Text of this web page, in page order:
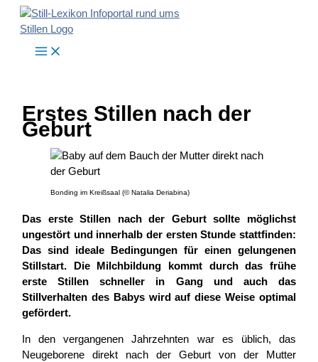
Zum
Inhalt
Erstes Stillen nach der
Geburt
Bonding im Kreißsaal (© Natalia Deriabina)
Das erste Stillen nach der Geburt sollte möglichst
ungestört und innerhalb der ersten Stunde stattfinden:
Das sind ideale Bedingungen für einen gelungenen
Stillstart. Die Milchbildung kommt durch das frühe
erste Stillen schneller in Gang und auch das
Stillverhalten des Babys wird auf diese Weise optimal
gefördert.
In den vergangenen Jahrzehnten war es üblich, das
Neugeborene direkt nach der Geburt von der Mutter